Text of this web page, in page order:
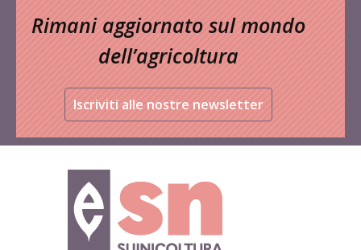
Rimani aggiornato sul mondo
dell’agricoltura
Iscriviti alle nostre newsletter